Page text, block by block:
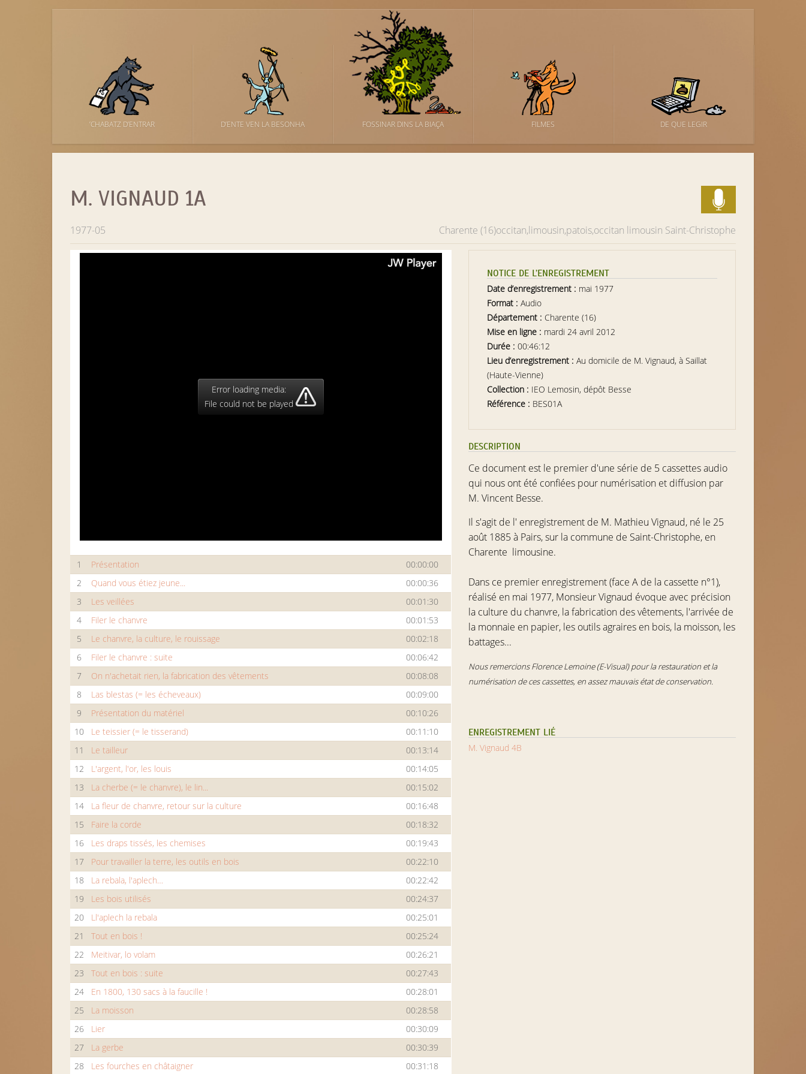
’CHABATZ D’ENTRAR D’ENTE VEN LA BESONHA FOSSINAR DINS LA BIAÇA FILMES DE QUE LEGIR
M. VIGNAUD 1A
1977-05 Charente (16)occitan,limousin,patois,occitan limousin Saint-Christophe
Error loading media:
File could not be played
1 Présentation
00:00:00
2
Quand vous étiez jeune...
00:00:36
3
Les veillées
00:01:30
4
Filer le chanvre
00:01:53
5
Le chanvre, la culture, le rouissage
00:02:18
6
Filer le chanvre : suite
00:06:42
7
On n'achetait rien, la fabrication des vêtements
00:08:08
8
Las blestas (= les écheveaux)
00:09:00
9
Présentation du matériel
00:10:26
10
Le teissier (= le tisserand)
00:11:10
11
Le tailleur
00:13:14
12
L'argent, l'or, les louis
00:14:05
13
La cherbe (= le chanvre), le lin...
00:15:02
14
La fleur de chanvre, retour sur la culture
00:16:48
15
Faire la corde
00:18:32
16
Les draps tissés, les chemises
00:19:43
17
Pour travailler la terre, les outils en bois
00:22:10
18
La rebala, l'aplech…
00:22:42
19
Les bois utilisés
00:24:37
20
Ll'aplech la rebala
00:25:01
21
Tout en bois !
00:25:24
22
Meitivar, lo volam
00:26:21
23
Tout en bois : suite
00:27:43
24
En 1800, 130 sacs à la faucille !
00:28:01
25
La moisson
00:28:58
26
Lier
00:30:09
27
La gerbe
00:30:39
28
Les fourches en châtaigner 00:31:18
NOTICE DE L’ENREGISTREMENT
Date d’enregistrement : mai 1977
Format : Audio
Département : Charente (16)
Mise en ligne : mardi 24 avril 2012
Durée : 00:46:12
Lieu d’enregistrement : Au domicile de M. Vignaud, à Saillat
(Haute-Vienne)
Collection : IEO Lemosin, dépôt Besse
Référence : BES01A
DESCRIPTION
Ce document est le premier d'une série de 5 cassettes audio
qui nous ont été confiées pour numérisation et diffusion par
M. Vincent Besse.
Il s'agit de l' enregistrement de M. Mathieu Vignaud, né le 25
août 1885 à Pairs, sur la commune de Saint-Christophe, en
Charente limousine.
Dans ce premier enregistrement (face A de la cassette n°1),
réalisé en mai 1977, Monsieur Vignaud évoque avec précision
la culture du chanvre, la fabrication des vêtements, l'arrivée de
la monnaie en papier, les outils agraires en bois, la moisson, les
battages...
Nous remercions Florence Lemoine (E-Visual) pour la restauration et la
numérisation de ces cassettes, en assez mauvais état de conservation.
ENREGISTREMENT LIÉ
M. Vignaud 4B